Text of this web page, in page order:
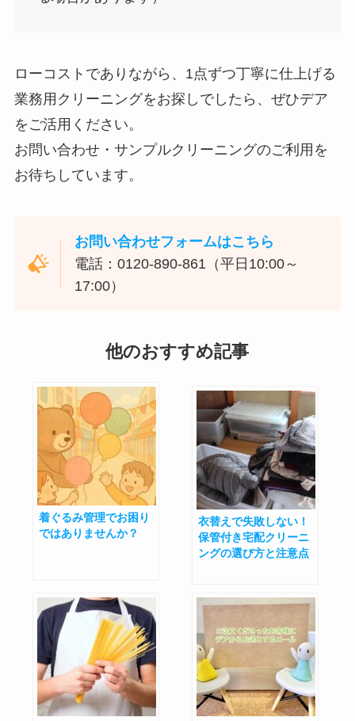
ローコストでありながら、1点ずつ丁寧に仕上げる
業務用クリーニングをお探しでしたら、ぜひデア
をご活用ください。
お問い合わせ・サンプルクリーニングのご利用を
お待ちしています。
お問い合わせフォームはこちら
電話：0120-890-861（平日10:00～
17:00）
他のおすすめ記事
着ぐるみ管理でお困り
ではありませんか？
衣替えで失敗しない！
保管付き宅配クリーニ
ングの選び方と注意点